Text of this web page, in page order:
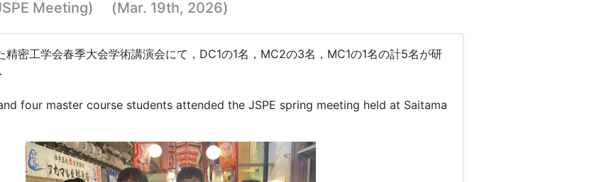
Meeting) (Mar. 19th, 2026)
精密工学会春季大会学術講演会にて，DC1の1名，MC2の3名，MC1の1名の計5名が研
four master course students attended the JSPE spring meeting held at Saitama